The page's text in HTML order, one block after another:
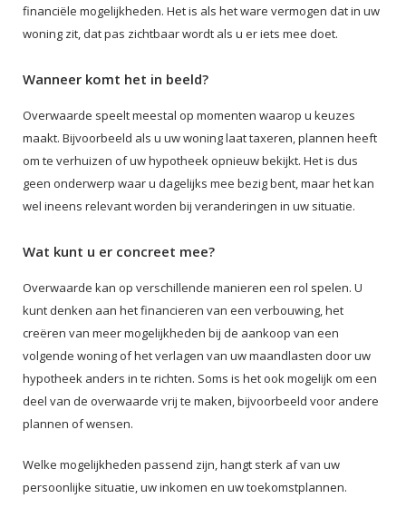
financiële mogelijkheden. Het is als het ware vermogen dat in uw
woning zit, dat pas zichtbaar wordt als u er iets mee doet.
Wanneer komt het in beeld?
Overwaarde speelt meestal op momenten waarop u keuzes
maakt. Bijvoorbeeld als u uw woning laat taxeren, plannen heeft
om te verhuizen of uw hypotheek opnieuw bekijkt. Het is dus
geen onderwerp waar u dagelijks mee bezig bent, maar het kan
wel ineens relevant worden bij veranderingen in uw situatie.
Wat kunt u er concreet mee?
Overwaarde kan op verschillende manieren een rol spelen. U
kunt denken aan het financieren van een verbouwing, het
creëren van meer mogelijkheden bij de aankoop van een
volgende woning of het verlagen van uw maandlasten door uw
hypotheek anders in te richten. Soms is het ook mogelijk om een
deel van de overwaarde vrij te maken, bijvoorbeeld voor andere
plannen of wensen.
Welke mogelijkheden passend zijn, hangt sterk af van uw
persoonlijke situatie, uw inkomen en uw toekomstplannen.